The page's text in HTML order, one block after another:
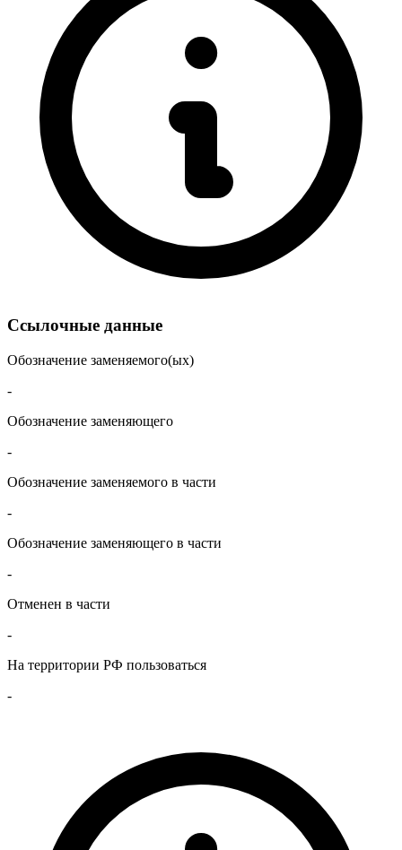
Ссылочные данные
Обозначение заменяемого(ых)
-
Обозначение заменяющего
-
Обозначение заменяемого в части
-
Обозначение заменяющего в части
-
Отменен в части
-
На территории РФ пользоваться
-